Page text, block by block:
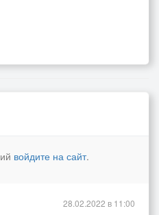
войдите на сайт.
28.02.2022 в 11:00